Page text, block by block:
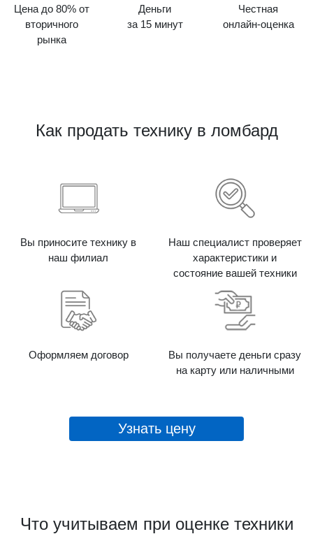
Цена до 80% от
вторичного
рынка
Деньги
за 15 минут
Честная
онлайн-оценка
Как продать технику в ломбард
Вы приносите технику в
наш филиал
Наш специалист проверяет
характеристики и
состояние вашей техники
Оформляем договор
Вы получаете деньги сразу
на карту или наличными
Узнать цену
Что учитываем при оценке техники